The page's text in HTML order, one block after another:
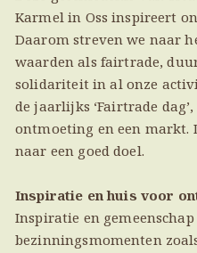
Karmel in Oss inspireert
Daarom streven we naar
waarden als fairtrade,
solidariteit in al onze
de jaarlijks ‘Fairtrade
ontmoeting en een markt.
naar een goed doel.
Inspiratie en huis voor
Inspiratie en
bezinningsmomenten